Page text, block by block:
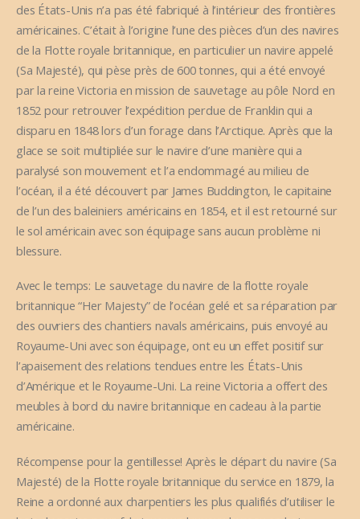
des États-Unis n’a pas été fabriqué à l’intérieur des frontières
américaines. C’était à l’origine l’une des pièces d’un des navires
de la Flotte royale britannique, en particulier un navire appelé
(Sa Majesté), qui pèse près de 600 tonnes, qui a été envoyé
par la reine Victoria en mission de sauvetage au pôle Nord en
1852 pour retrouver l’expédition perdue de Franklin qui a
disparu en 1848 lors d’un forage dans l’Arctique. Après que la
glace se soit multipliée sur le navire d’une manière qui a
paralysé son mouvement et l’a endommagé au milieu de
l’océan, il a été découvert par James Buddington, le capitaine
de l’un des baleiniers américains en 1854, et il est retourné sur
le sol américain avec son équipage sans aucun problème ni
blessure.
Avec le temps: Le sauvetage du navire de la flotte royale
britannique “Her Majesty” de l’océan gelé et sa réparation par
des ouvriers des chantiers navals américains, puis envoyé au
Royaume-Uni avec son équipage, ont eu un effet positif sur
l’apaisement des relations tendues entre les États-Unis
d’Amérique et le Royaume-Uni. La reine Victoria a offert des
meubles à bord du navire britannique en cadeau à la partie
américaine.
Récompense pour la gentillesse! Après le départ du navire (Sa
Majesté) de la Flotte royale britannique du service en 1879, la
Reine a ordonné aux charpentiers les plus qualifiés d’utiliser le